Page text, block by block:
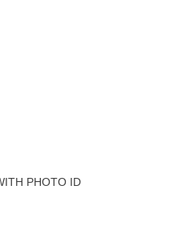
PHOTO ID